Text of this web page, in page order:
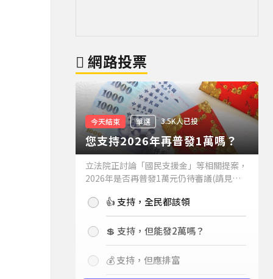
網路投票
今天結束 單選 3.5K人已投
您支持2026年再普發1萬嗎？
立法院正討論「國民支援金」等相關提案，
2026年是否再普發1萬元仍待審議(請見下
持嗎？👍 支持，全民都該領
💲 支持，但能發2萬嗎？
💰 支持，但應排富